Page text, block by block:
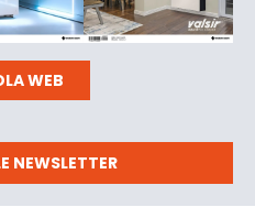
WEB
NEWSLETTER